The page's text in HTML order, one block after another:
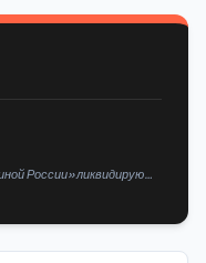
России» ликвидируют